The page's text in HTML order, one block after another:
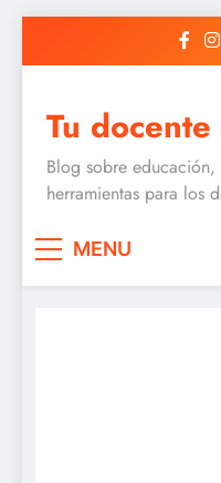
Tu docente
Blog sobre
herramientas para los
MENU